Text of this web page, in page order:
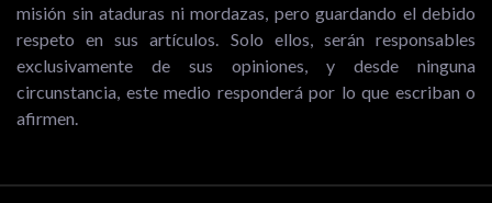
misión sin ataduras ni mordazas, pero guardando el debido
respeto en sus artículos. Solo ellos, serán responsables
exclusivamente de sus opiniones, y desde ninguna
circunstancia, este medio responderá por lo que escriban o
afirmen.